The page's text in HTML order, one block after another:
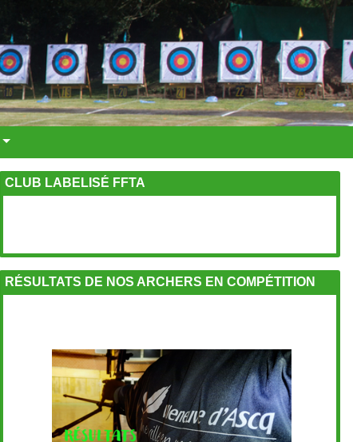
CLUB LABELISÉ FFTA
RÉSULTATS DE NOS ARCHERS EN COMPÉTITION